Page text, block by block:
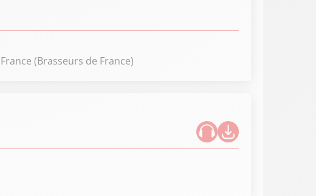
(Brasseurs de France)